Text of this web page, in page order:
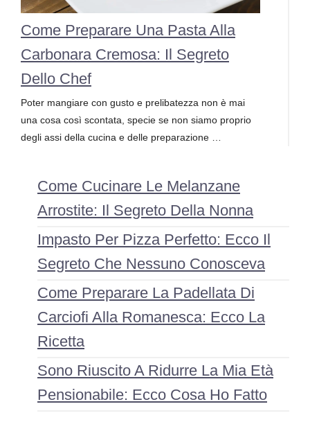
Come Preparare Una Pasta Alla
Carbonara Cremosa: Il Segreto
Dello Chef
Poter mangiare con gusto e prelibatezza non è mai
una cosa così scontata, specie se non siamo proprio
degli assi della cucina e delle preparazione …
Come Cucinare Le Melanzane
Arrostite: Il Segreto Della Nonna
Impasto Per Pizza Perfetto: Ecco Il
Segreto Che Nessuno Conosceva
Come Preparare La Padellata Di
Carciofi Alla Romanesca: Ecco La
Ricetta
Sono Riuscito A Ridurre La Mia Età
Pensionabile: Ecco Cosa Ho Fatto